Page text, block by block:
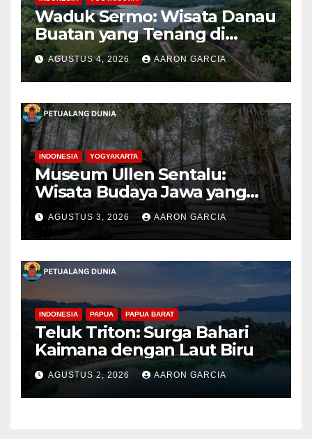
Waduk Sermo: Wisata Danau
Buatan yang Tenang di
Perbukitan Menoreh Kulon
Progo
AGUSTUS 4, 2026 AARON GARCIA
INDONESIA YOGYAKARTA
Museum Ullen Sentalu:
Wisata Budaya Jawa yang
Elegan di Lereng Kaliurang
AGUSTUS 3, 2026 AARON GARCIA
INDONESIA PAPUA PAPUA BARAT
Teluk Triton: Surga Bahari
Kaimana dengan Laut Biru
AGUSTUS 2, 2026 AARON GARCIA